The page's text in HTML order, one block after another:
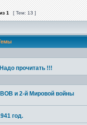
1 [ Тем: 13 ]
прочитать !!!
ВОВ и 2-й Мировой войны
год.